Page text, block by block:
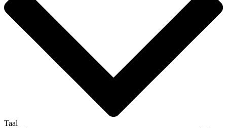
Taal